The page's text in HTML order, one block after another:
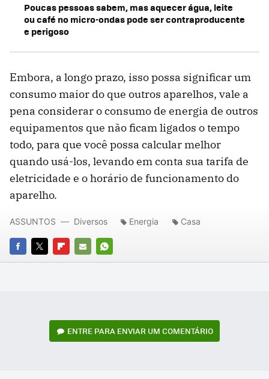
Poucas pessoas sabem, mas aquecer água, leite
ou café no micro-ondas pode ser contraproducente
e perigoso
Embora, a longo prazo, isso possa significar um
consumo maior do que outros aparelhos, vale a
pena considerar o consumo de energia de outros
equipamentos que não ficam ligados o tempo
todo, para que você possa calcular melhor
quando usá-los, levando em conta sua tarifa de
eletricidade e o horário de funcionamento do
aparelho.
FACEBOOK
TWITTERFLIPBOARD
E-
WHATSAPP
ASSUNTOS Diversos Energia Casa
ENTRE PARA ENVIAR UM COMENTÁRIO